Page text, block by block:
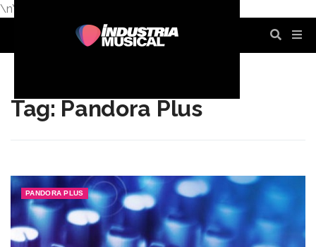
\n\n
Tag: Pandora Plus
PANDORA PLUS